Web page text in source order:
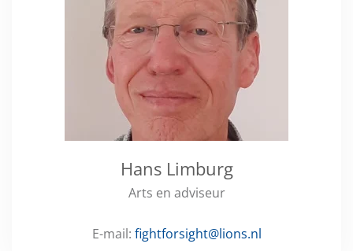
Hans Limburg
Arts en adviseur
E-mail: fightforsight@lions.nl